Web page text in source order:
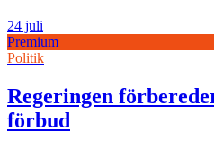
24 juli
Premium
Politik
Regeringen
förbud